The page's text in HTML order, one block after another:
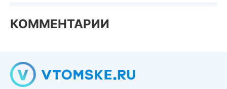
КОММЕНТАРИИ